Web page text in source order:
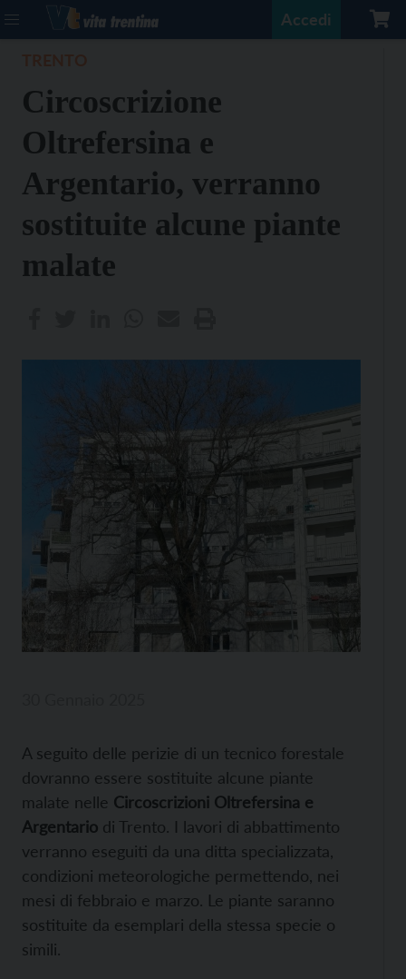
Accedi
Circoscrizione
Oltrefersina e
Argentario, verranno
sostituite alcune piante
malate
A seguito delle perizie di un tecnico forestale
dovranno essere sostituite alcune piante
malate nelle Circoscrizioni Oltrefersina e
Argentario di Trento. I lavori di abbattimento
verranno eseguiti da una ditta specializzata,
condizioni meteorologiche permettendo, nei
mesi di febbraio e marzo. Le piante saranno
sostituite da esemplari della stessa specie o
simili.